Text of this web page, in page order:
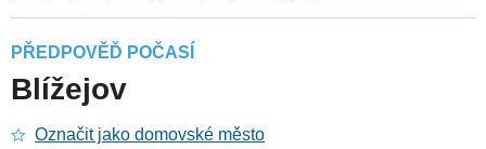
PŘEDPOVĚĎ POČASÍ
Blížejov
Označit jako domovské město